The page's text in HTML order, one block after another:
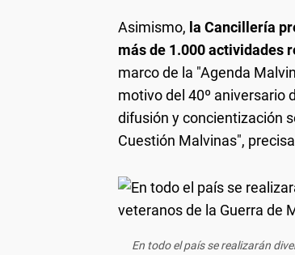
Asimismo, la Cancillería
más de 1.000 actividades
marco de la "Agenda
motivo del 40º aniversario
difusión y concientización
Cuestión Malvinas",
En todo el país se realizarán